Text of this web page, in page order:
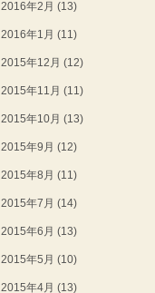
2016年2月 (13)
2016年1月 (11)
2015年12月 (12)
2015年11月 (11)
2015年10月 (13)
2015年9月 (12)
2015年8月 (11)
2015年7月 (14)
2015年6月 (13)
2015年5月 (10)
2015年4月 (13)